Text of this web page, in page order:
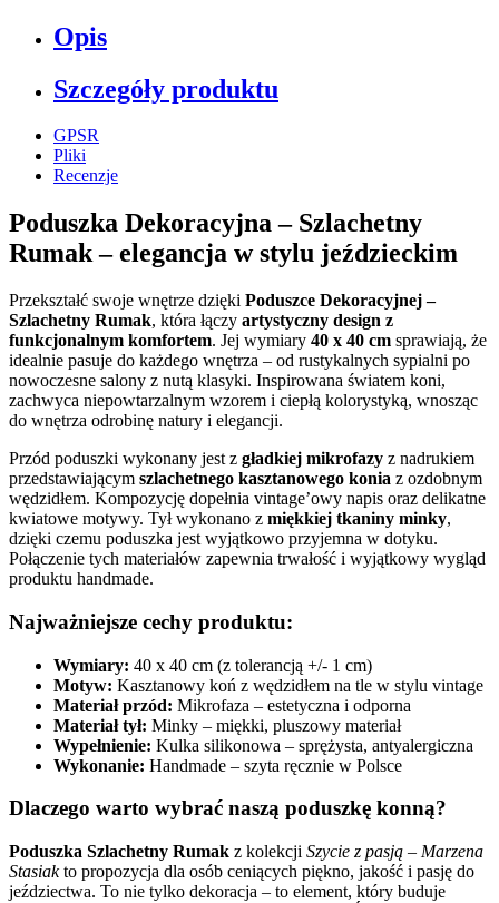
Opis
Szczegóły produktu
GPSR
Pliki
Recenzje
Poduszka Dekoracyjna – Szlachetny
Rumak – elegancja w stylu jeździeckim
Przekształć swoje wnętrze dzięki Poduszce Dekoracyjnej –
Szlachetny Rumak, która łączy artystyczny design z
funkcjonalnym komfortem. Jej wymiary 40 x 40 cm sprawiają, że
idealnie pasuje do każdego wnętrza – od rustykalnych sypialni po
nowoczesne salony z nutą klasyki. Inspirowana światem koni,
zachwyca niepowtarzalnym wzorem i ciepłą kolorystyką, wnosząc
do wnętrza odrobinę natury i elegancji.
Przód poduszki wykonany jest z gładkiej mikrofazy z nadrukiem
przedstawiającym szlachetnego kasztanowego konia z ozdobnym
wędzidłem. Kompozycję dopełnia vintage’owy napis oraz delikatne
kwiatowe motywy. Tył wykonano z miękkiej tkaniny minky,
dzięki czemu poduszka jest wyjątkowo przyjemna w dotyku.
Połączenie tych materiałów zapewnia trwałość i wyjątkowy wygląd
produktu handmade.
Najważniejsze cechy produktu:
Wymiary: 40 x 40 cm (z tolerancją +/- 1 cm)
Motyw: Kasztanowy koń z wędzidłem na tle w stylu vintage
Materiał przód: Mikrofaza – estetyczna i odporna
Materiał tył: Minky – miękki, pluszowy materiał
Wypełnienie: Kulka silikonowa – sprężysta, antyalergiczna
Wykonanie: Handmade – szyta ręcznie w Polsce
Dlaczego warto wybrać naszą poduszkę konną?
Poduszka Szlachetny Rumak z kolekcji Szycie z pasją – Marzena
Stasiakto propozycja dla osób ceniących piękno, jakość i pasję do
jeździectwa. To nie tylko dekoracja – to element, który buduje